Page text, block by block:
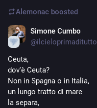
Alemonac boosted
Simone Cumbo
@ilcieloprimaditutto
Ceuta,
dov'è Ceuta?
Non in Spagna o in Italia,
un lungo tratto di mare
la separa,